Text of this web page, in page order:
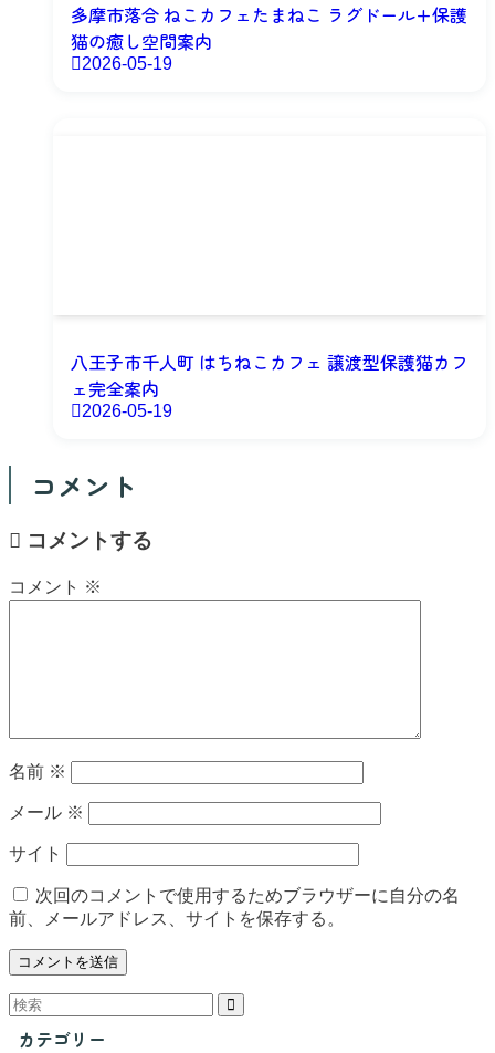
多摩市落合 ねこカフェたまねこ ラグドール+保護
猫の癒し空間案内
2026-05-19
八王子市千人町 はちねこカフェ 譲渡型保護猫カフ
ェ完全案内
2026-05-19
コメント
コメントする
コメント ※
名前 ※
メール ※
サイト
次回のコメントで使用するためブラウザーに自分の名
前、メールアドレス、サイトを保存する。
カテゴリー